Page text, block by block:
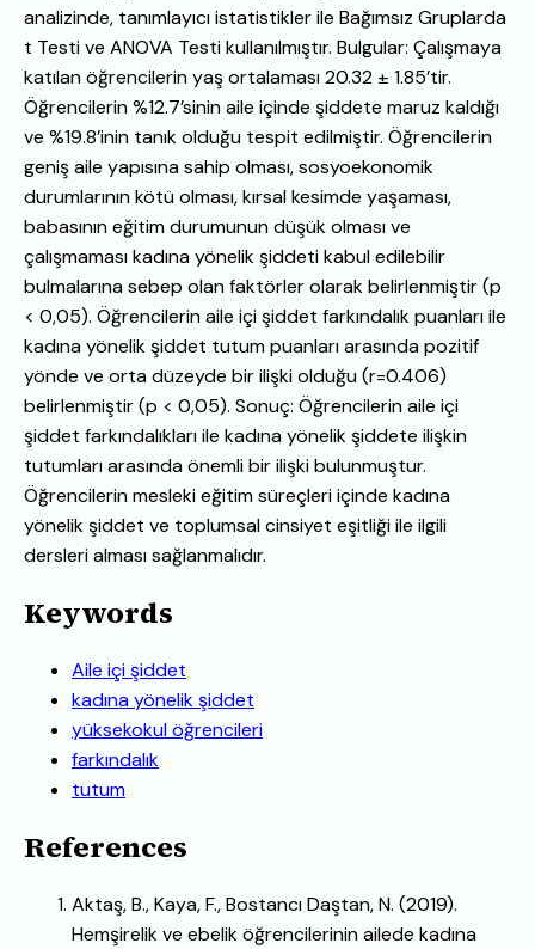
analizinde, tanımlayıcı istatistikler ile Bağımsız Gruplarda
t Testi ve ANOVA Testi kullanılmıştır. Bulgular: Çalışmaya
katılan öğrencilerin yaş ortalaması 20.32 ± 1.85’tir.
Öğrencilerin %12.7’sinin aile içinde şiddete maruz kaldığı
ve %19.8’inin tanık olduğu tespit edilmiştir. Öğrencilerin
geniş aile yapısına sahip olması, sosyoekonomik
durumlarının kötü olması, kırsal kesimde yaşaması,
babasının eğitim durumunun düşük olması ve
çalışmaması kadına yönelik şiddeti kabul edilebilir
bulmalarına sebep olan faktörler olarak belirlenmiştir (p
< 0,05). Öğrencilerin aile içi şiddet farkındalık puanları ile
kadına yönelik şiddet tutum puanları arasında pozitif
yönde ve orta düzeyde bir ilişki olduğu (r=0.406)
belirlenmiştir (p < 0,05). Sonuç: Öğrencilerin aile içi
şiddet farkındalıkları ile kadına yönelik şiddete ilişkin
tutumları arasında önemli bir ilişki bulunmuştur.
Öğrencilerin mesleki eğitim süreçleri içinde kadına
yönelik şiddet ve toplumsal cinsiyet eşitliği ile ilgili
dersleri alması sağlanmalıdır.
Keywords
Aile içi şiddet
kadına yönelik şiddet
yüksekokul öğrencileri
farkındalık
tutum
References
Aktaş, B., Kaya, F., Bostancı Daştan, N. (2019).
Hemşirelik ve ebelik öğrencilerinin ailede kadına